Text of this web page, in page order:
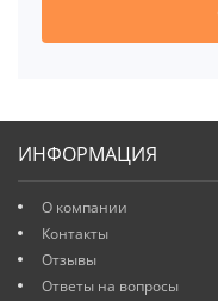
ИНФОРМАЦИЯ
О компании
Контакты
Отзывы
Ответы на вопросы